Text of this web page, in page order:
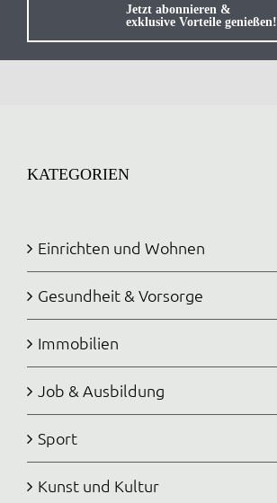
Jetzt abonnieren &
exklusive Vorteile genießen!
KATEGORIEN
Einrichten und Wohnen
Gesundheit & Vorsorge
Immobilien
Job & Ausbildung
Sport
Kunst und Kultur